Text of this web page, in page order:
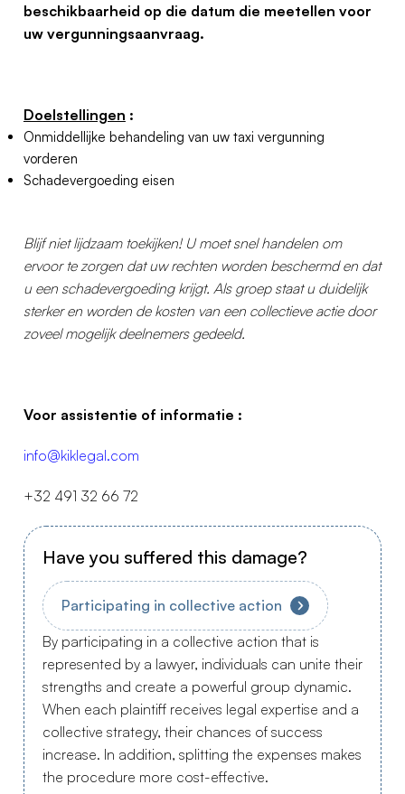
beschikbaarheid op die datum die meetellen voor
uw vergunningsaanvraag.
Doelstellingen :
Onmiddellijke behandeling van uw taxi vergunning
vorderen
Schadevergoeding eisen
Blijf niet lijdzaam toekijken! U moet snel handelen om
ervoor te zorgen dat uw rechten worden beschermd en dat
u een schadevergoeding krijgt. Als groep staat u duidelijk
sterker en worden de kosten van een collectieve actie door
zoveel mogelijk deelnemers gedeeld.
Voor assistentie of informatie :
info@kiklegal.com
+32 491 32 66 72
Have you suffered this damage?
Participating in collective action
By participating in a collective action that is
represented by a lawyer, individuals can unite their
strengths and create a powerful group dynamic.
When each plaintiff receives legal expertise and a
collective strategy, their chances of success
increase. In addition, splitting the expenses makes
the procedure more cost-effective.